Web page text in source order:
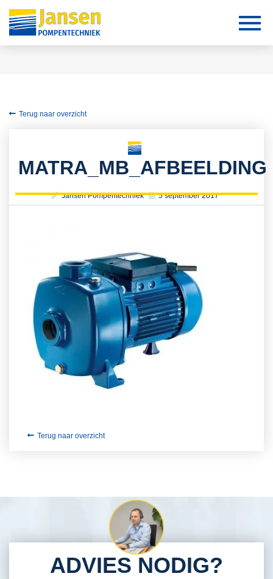
Terug naar overzicht
MATRA_MB_AFBEELDING
Jansen Pompentechniek 5 september 2017
Terug naar overzicht
ADVIES NODIG?